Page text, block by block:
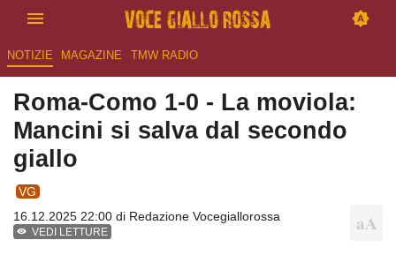
NOTIZIE MAGAZINE TMW RADIO
Roma-Como 1-0 - La moviola:
Mancini si salva dal secondo
giallo
VG
16.12.2025 22:00 di Redazione Vocegiallorossa
VEDI LETTURE